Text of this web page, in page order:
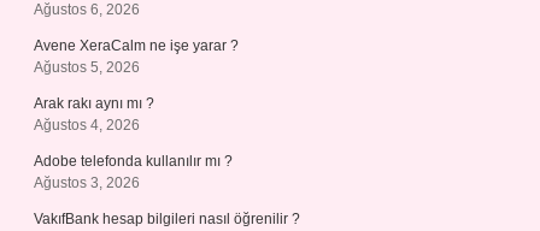
Ağustos 6, 2026
Avene XeraCalm ne işe yarar ?
Ağustos 5, 2026
Arak rakı aynı mı ?
Ağustos 4, 2026
Adobe telefonda kullanılır mı ?
Ağustos 3, 2026
VakıfBank hesap bilgileri nasıl öğrenilir ?